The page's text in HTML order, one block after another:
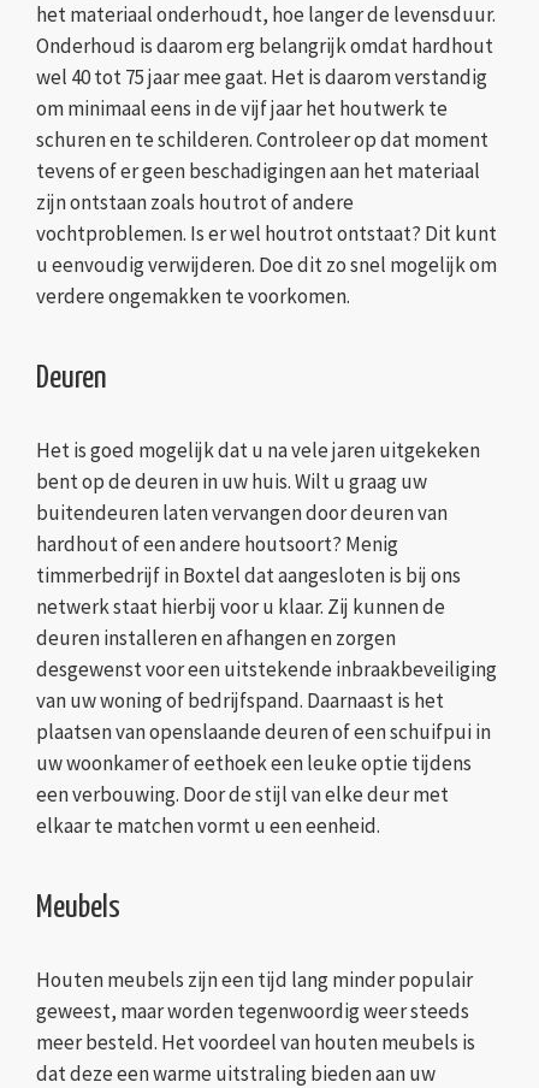
het materiaal onderhoudt, hoe langer de levensduur.
Onderhoud is daarom erg belangrijk omdat hardhout
wel 40 tot 75 jaar mee gaat. Het is daarom verstandig
om minimaal eens in de vijf jaar het houtwerk te
schuren en te schilderen. Controleer op dat moment
tevens of er geen beschadigingen aan het materiaal
zijn ontstaan zoals houtrot of andere
vochtproblemen. Is er wel houtrot ontstaat? Dit kunt
u eenvoudig verwijderen. Doe dit zo snel mogelijk om
verdere ongemakken te voorkomen.
Deuren
Het is goed mogelijk dat u na vele jaren uitgekeken
bent op de deuren in uw huis. Wilt u graag uw
buitendeuren laten vervangen door deuren van
hardhout of een andere houtsoort? Menig
timmerbedrijf in Boxtel dat aangesloten is bij ons
netwerk staat hierbij voor u klaar. Zij kunnen de
deuren installeren en afhangen en zorgen
desgewenst voor een uitstekende inbraakbeveiliging
van uw woning of bedrijfspand. Daarnaast is het
plaatsen van openslaande deuren of een schuifpui in
uw woonkamer of eethoek een leuke optie tijdens
een verbouwing. Door de stijl van elke deur met
elkaar te matchen vormt u een eenheid.
Meubels
Houten meubels zijn een tijd lang minder populair
geweest, maar worden tegenwoordig weer steeds
meer besteld. Het voordeel van houten meubels is
dat deze een warme uitstraling bieden aan uw